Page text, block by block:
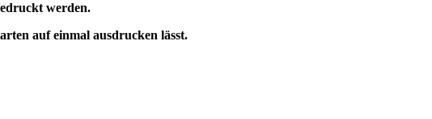
werden.
auf einmal ausdrucken lässt.